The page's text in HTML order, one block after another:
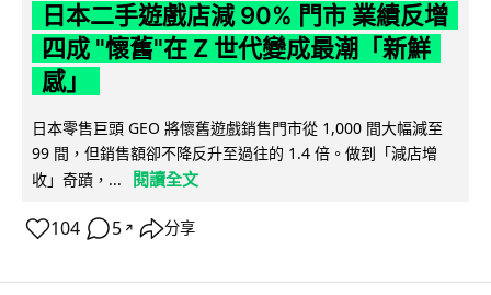
日本二手遊戲店減 90% 門市 業績反增
四成 "懷舊"在 Z 世代變成最潮「新鮮
感」
日本零售巨頭 GEO 將懷舊遊戲銷售門市從 1,000 間大幅減至
99 間，但銷售額卻不降反升至過往的 1.4 倍。做到「減店增
收」奇蹟，...
閱讀全文
104 5 ↗ 分享